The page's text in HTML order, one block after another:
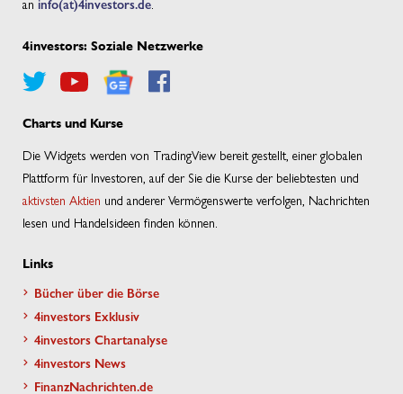
an info(at)4investors.de.
4investors: Soziale Netzwerke
Charts und Kurse
Die Widgets werden von TradingView bereit gestellt, einer globalen
Plattform für Investoren, auf der Sie die Kurse der beliebtesten und
aktivsten Aktien und anderer Vermögenswerte verfolgen, Nachrichten
lesen und Handelsideen finden können.
Links
Bücher über die Börse
4investors Exklusiv
4investors Chartanalyse
4investors News
FinanzNachrichten.de